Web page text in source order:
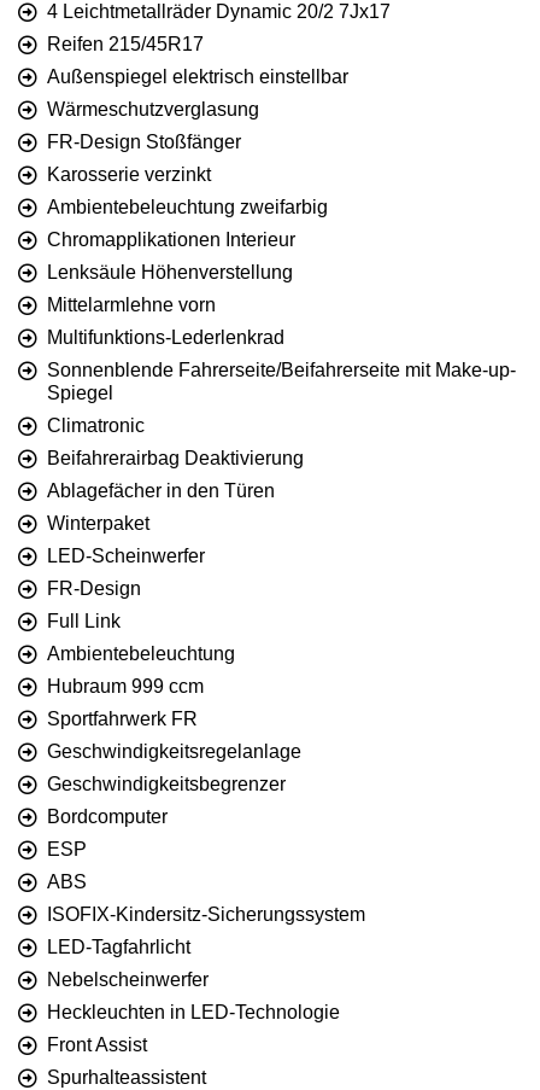
4 Leichtmetallräder Dynamic 20/2 7Jx17
Reifen 215/45R17
Außenspiegel elektrisch einstellbar
Wärmeschutzverglasung
FR-Design Stoßfänger
Karosserie verzinkt
Ambientebeleuchtung zweifarbig
Chromapplikationen Interieur
Lenksäule Höhenverstellung
Mittelarmlehne vorn
Multifunktions-Lederlenkrad
Sonnenblende Fahrerseite/Beifahrerseite mit Make-up-
Spiegel
Climatronic
Beifahrerairbag Deaktivierung
Ablagefächer in den Türen
Winterpaket
LED-Scheinwerfer
FR-Design
Full Link
Ambientebeleuchtung
Hubraum 999 ccm
Sportfahrwerk FR
Geschwindigkeitsregelanlage
Geschwindigkeitsbegrenzer
Bordcomputer
ESP
ABS
ISOFIX-Kindersitz-Sicherungssystem
LED-Tagfahrlicht
Nebelscheinwerfer
Heckleuchten in LED-Technologie
Front Assist
Spurhalteassistent